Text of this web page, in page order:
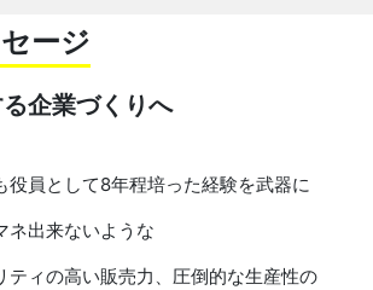
ージ
企業づくりへ
役員として8年程培った経験を武器に
ネ出来ないような
ティの高い販売力、圧倒的な生産性の